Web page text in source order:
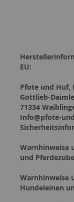
EU:
Pfote und Huf,
Gottlieb-
71334
Info@pfote-
Warnhinweise
und
Warnhinweise
Hundeleinen